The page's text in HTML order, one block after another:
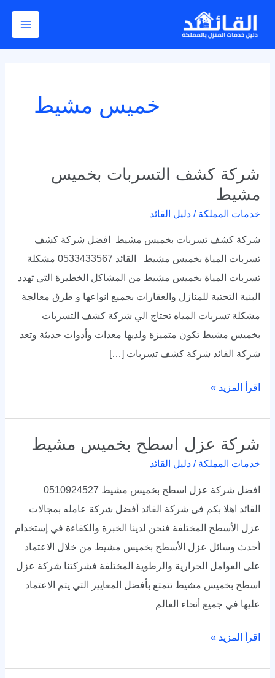
المحتوى
Main
خميس مشيط
شركة كشف التسربات بخميس
مشيط
خدمات المملكة / دليل القائد
شركة كشف تسربات بخميس مشيط افضل شركة كشف
تسربات المياة بخميس مشيط القائد 0533433567 مشكلة
تسربات المياة بخميس مشيط من المشاكل الخطيرة التي تهدد
البنية التحتية للمنازل والعقارات بجميع انواعها و طرق معالجة
مشكلة تسربات المياه تحتاج الي شركة كشف التسربات
بخميس مشيط تكون متميزة ولديها معدات وأدوات حديثة وتعد
شركة القائد شركة كشف تسربات […]
شركة
كشف
التسربات
مشيط
اقرأ المزيد »
شركة عزل اسطح بخميس مشيط
خدمات المملكة / دليل القائد
افضل شركة عزل اسطح بخميس مشيط 0510924527
القائد اهلا بكم فى شركة القائد أفضل شركة عامله بمجالات
عزل الأسطح المختلفة فنحن لدينا الخبرة والكفاءة في إستخدام
أحدث وسائل عزل الأسطح بخميس مشيط من خلال الاعتماد
على العوامل الحرارية والرطوية المختلفة فشركتنا شركة عزل
اسطح بخميس مشيط تتمتع بأفضل المعايير التي يتم الاعتماد
عليها في جميع أنحاء العالم
شركة
عزل
اقرأ المزيد »